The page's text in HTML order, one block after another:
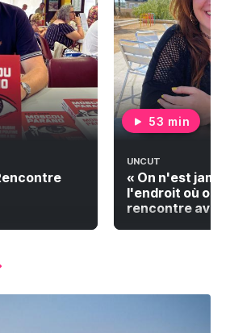
53 min
UNCUT
« On n'est
l'endroit où on
rencontre avec